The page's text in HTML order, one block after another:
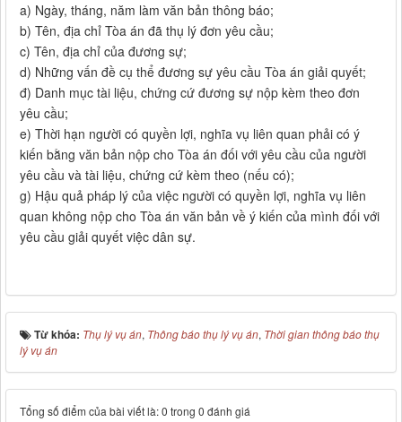
a) Ngày, tháng, năm làm văn bản thông báo;
b) Tên, địa chỉ Tòa án đã thụ lý đơn yêu cầu;
c) Tên, địa chỉ của đương sự;
d) Những vấn đề cụ thể đương sự yêu cầu Tòa án giải quyết;
đ) Danh mục tài liệu, chứng cứ đương sự nộp kèm theo đơn
yêu cầu;
e) Thời hạn người có quyền lợi, nghĩa vụ liên quan phải có ý
kiến bằng văn bản nộp cho Tòa án đối với yêu cầu của người
yêu cầu và tài liệu, chứng cứ kèm theo (nếu có);
g) Hậu quả pháp lý của việc người có quyền lợi, nghĩa vụ liên
quan không nộp cho Tòa án văn bản về ý kiến của mình đối với
yêu cầu giải quyết việc dân sự.
Từ khóa: Thụ lý vụ án, Thông báo thụ lý vụ án, Thời gian thông báo thụ
lý vụ án
Tổng số điểm của bài viết là: 0 trong 0 đánh giá